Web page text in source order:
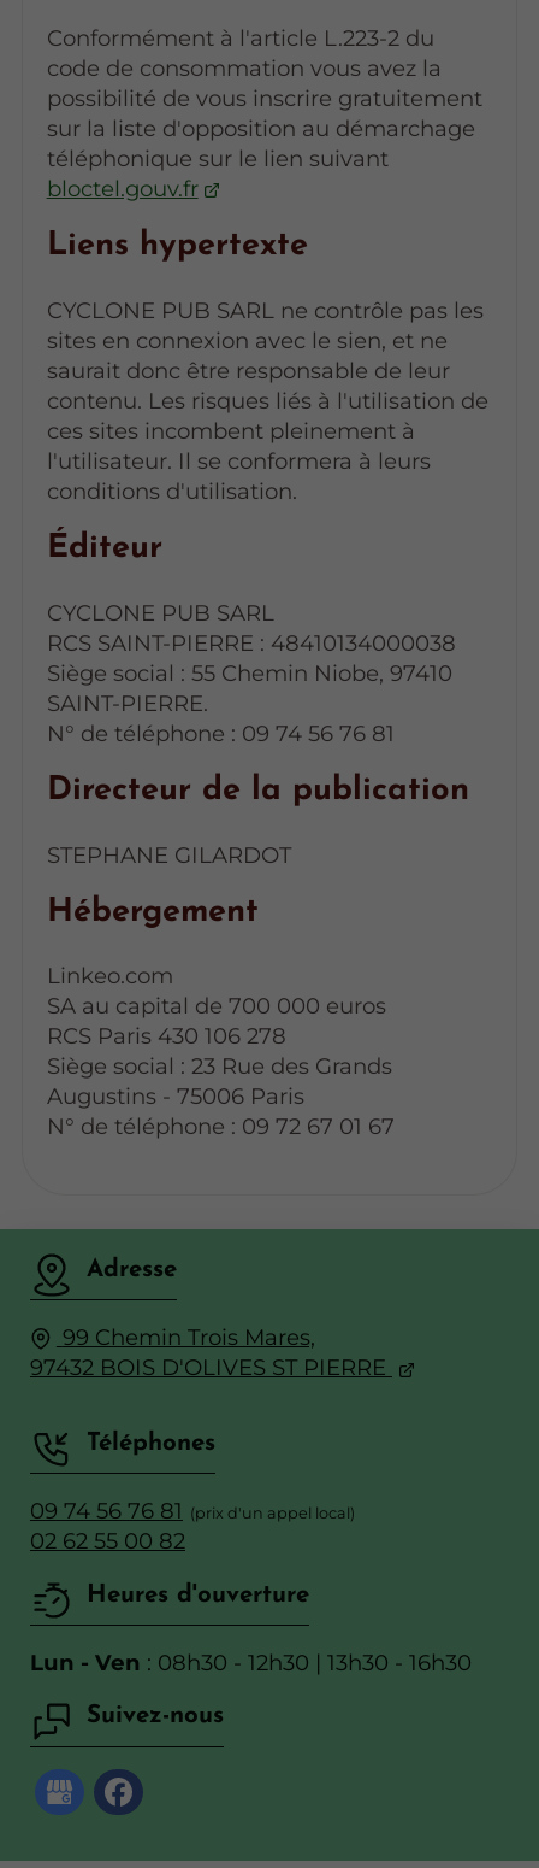
Conformément à l'article L.223-2 du
code de consommation vous avez la
possibilité de vous inscrire gratuitement
sur la liste d'opposition au démarchage
téléphonique sur le lien suivant
bloctel.gouv.fr
Liens hypertexte
CYCLONE PUB SARL ne contrôle pas les
sites en connexion avec le sien, et ne
saurait donc être responsable de leur
contenu. Les risques liés à l'utilisation de
ces sites incombent pleinement à
l'utilisateur. Il se conformera à leurs
conditions d'utilisation.
Éditeur
CYCLONE PUB SARL
RCS SAINT-PIERRE : 48410134000038
Siège social : 55 Chemin Niobe, 97410
SAINT-PIERRE.
N° de téléphone : 09 74 56 76 81
Directeur de la publication
STEPHANE GILARDOT
Hébergement
Linkeo.com
SA au capital de 700 000 euros
RCS Paris 430 106 278
Siège social : 23 Rue des Grands
Augustins - 75006 Paris
N° de téléphone : 09 72 67 01 67
Adresse
99 Chemin Trois Mares,
97432 BOIS D'OLIVES ST PIERRE
Téléphones
09 74 56 76 81
02 62 55 00 82
Heures d'ouverture
Lun - Ven : 08h30 - 12h30 | 13h30 - 16h30
Suivez-nous